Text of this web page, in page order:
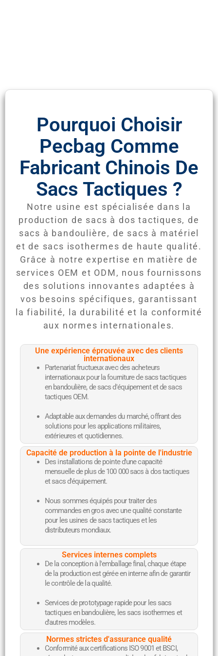
Pourquoi Choisir
Pecbag Comme
Fabricant Chinois De
Sacs Tactiques ?
Notre usine est spécialisée dans la
production de sacs à dos tactiques, de
sacs à bandoulière, de sacs à matériel
et de sacs isothermes de haute qualité.
Grâce à notre expertise en matière de
services OEM et ODM, nous fournissons
des solutions innovantes adaptées à
vos besoins spécifiques, garantissant
la fiabilité, la durabilité et la conformité
aux normes internationales.
Une expérience éprouvée avec des clients
internationaux
Partenariat fructueux avec des acheteurs
internationaux pour la fourniture de sacs tactiques
en bandoulière, de sacs d'équipement et de sacs
tactiques OEM.
Adaptable aux demandes du marché, offrant des
solutions pour les applications militaires,
extérieures et quotidiennes.
Capacité de production à la pointe de l'industrie
Des installations de pointe d'une capacité
mensuelle de plus de 100 000 sacs à dos tactiques
et sacs d'équipement.
Nous sommes équipés pour traiter des
commandes en gros avec une qualité constante
pour les usines de sacs tactiques et les
distributeurs mondiaux.
Services internes complets
De la conception à l'emballage final, chaque étape
de la production est gérée en interne afin de garantir
le contrôle de la qualité.
Services de prototypage rapide pour les sacs
tactiques en bandoulière, les sacs isothermes et
d'autres modèles.
Normes strictes d'assurance qualité
Conformité aux certifications ISO 9001 et BSCI,